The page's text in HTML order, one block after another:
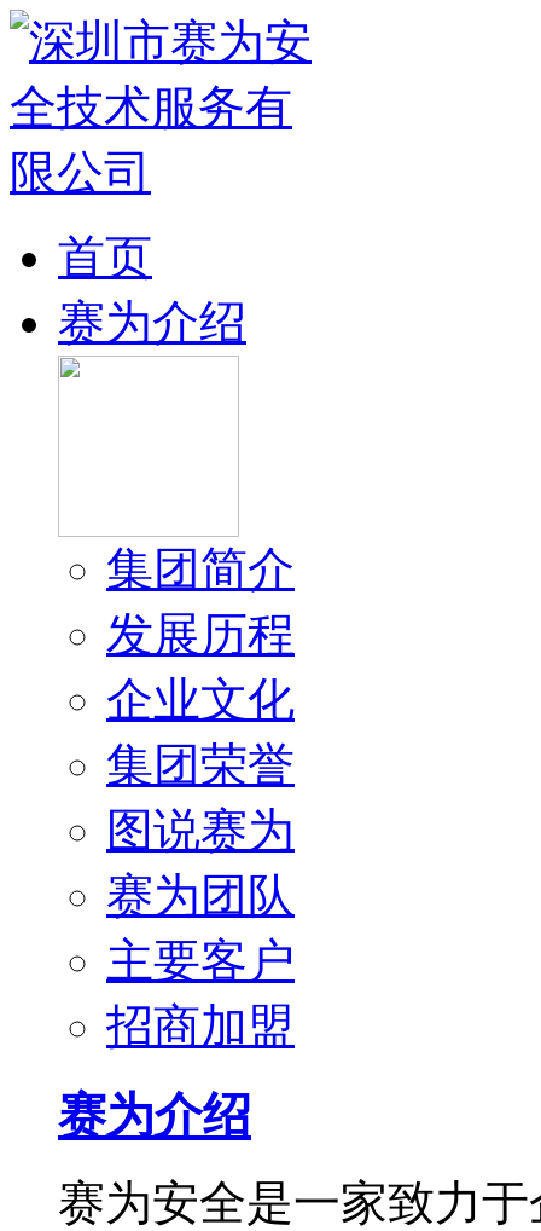
首页
赛为介绍
集团简介
发展历程
企业文化
集团荣誉
图说赛为
赛为团队
主要客户
招商加盟
赛为介绍
赛为安全是一家致力